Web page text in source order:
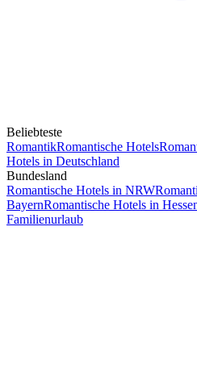
Beliebteste
RomantikRomantische Hotels
Hotels in Deutschland
Bundesland
Romantische Hotels in NRW
BayernRomantische Hotels in
Familienurlaub